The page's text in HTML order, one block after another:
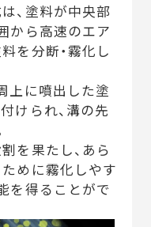
、塗料が中央部
から高速のエア
を分断・霧化し
上に噴出した塗
けられ、溝の先
を果たし、あら
めに霧化しやす
を得ることがで